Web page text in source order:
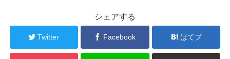
シェアする
Twitter Facebook はてブ